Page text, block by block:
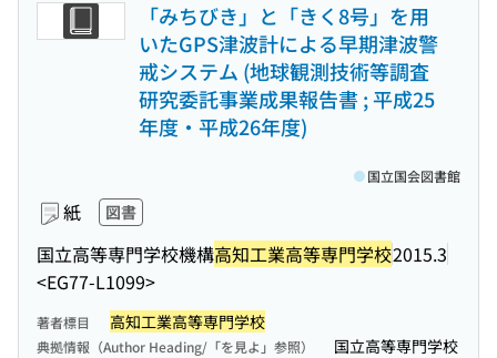
「みちびき」と「きく8号」を用
いたGPS津波計による早期津波警
戒システム (地球観測技術等調査
研究委託事業成果報告書 ; 平成25
年度・平成26年度)
紙 図書
国立高等専門学校機構高知工業高等専門学校2015.3
<EG77-L1099>
国立国会図書館
著者標目 高知工業高等専門学校
典拠情報（Author Heading/「を見よ」参照）
国立高等専門学校